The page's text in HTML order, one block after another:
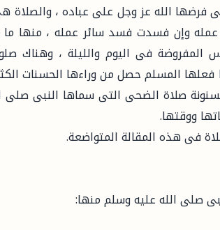
فرضها الله عز وجل على عباده ، والصلاة
عمله وإن فسدت فسد سائر عمله ، منها
فى اليوم والليلة ، وهناك
المسلم حصل من وراءها الحسنات
صلاة الضحى التى سماها النبى صلى
ووقتها.
فى هذه المقالة المتواضعة.
صلى الله عليه وسلم منها: